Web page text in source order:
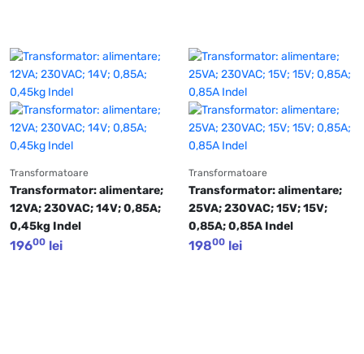
Transformatoare
Transformator: alimentare;
12VA; 230VAC; 14V; 0,85A;
0,45kg Indel
19600 lei
Transformatoare
Transformator: alimentare;
25VA; 230VAC; 15V; 15V;
0,85A; 0,85A Indel
19800 lei